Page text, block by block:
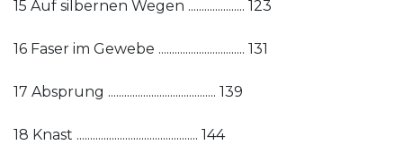
15 Auf silbernen Wegen ..................... 123
16 Faser im Gewebe ................................ 131
17 Absprung ........................................ 139
18 Knast ............................................. 144